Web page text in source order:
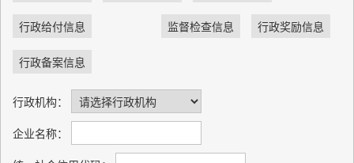
行政给付信息 监督检查信息 行政奖励信息
行政备案信息
行政机构：
企业名称：